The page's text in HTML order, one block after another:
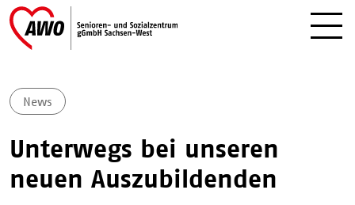
News
Unterwegs bei unseren
neuen Auszubildenden